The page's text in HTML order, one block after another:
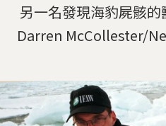
另一名發現海豹屍骸的
Darren McCollester/